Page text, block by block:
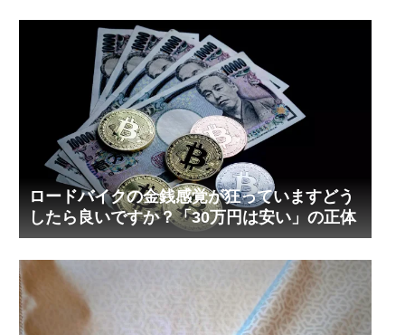
ロードバイクの金銭感覚が狂っていますどう
したら良いですか？「30万円は安い」の正体